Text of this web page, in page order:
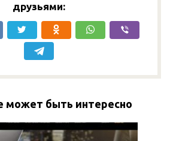
друзьями:
может быть интересно